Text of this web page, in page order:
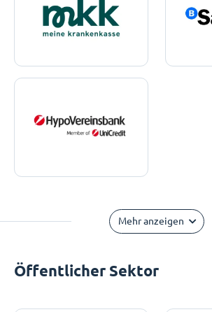
Mehr anzeigen
Öffentlicher Sektor